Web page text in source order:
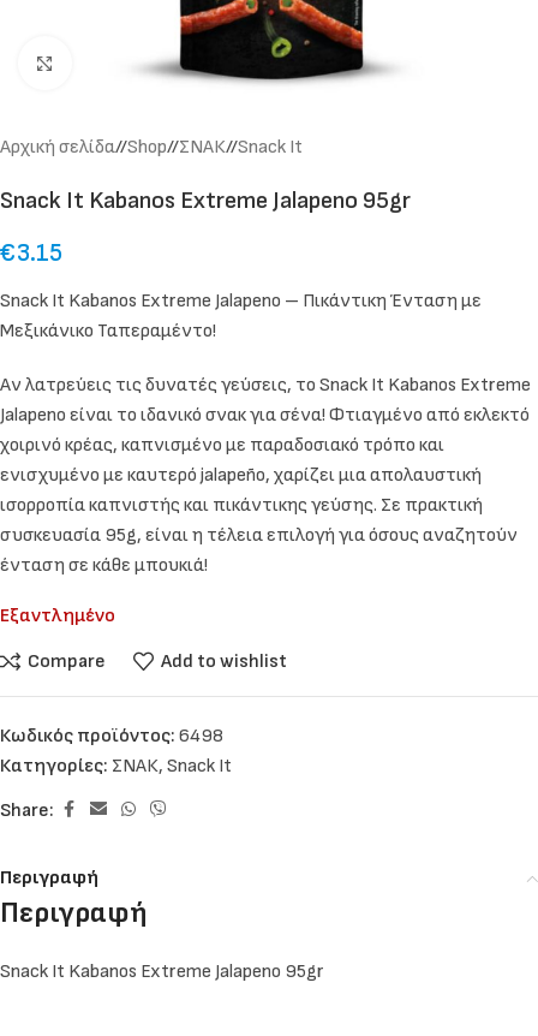
Click to enlarge
Αρχική σελίδα/ Shop/ ΣΝΑΚ/ Snack It
Snack It Kabanos Extreme Jalapeno 95gr
€3.15
Snack It Kabanos Extreme Jalapeno – Πικάντικη Ένταση με
Μεξικάνικο Ταπεραμέντο!
Αν λατρεύεις τις δυνατές γεύσεις, το Snack It Kabanos Extreme
Jalapeno είναι το ιδανικό σνακ για σένα! Φτιαγμένο από εκλεκτό
χοιρινό κρέας, καπνισμένο με παραδοσιακό τρόπο και
ενισχυμένο με καυτερό jalapeño, χαρίζει μια απολαυστική
ισορροπία καπνιστής και πικάντικης γεύσης. Σε πρακτική
συσκευασία 95g, είναι η τέλεια επιλογή για όσους αναζητούν
ένταση σε κάθε μπουκιά!
Εξαντλημένο
Compare
Add to wishlist
Κωδικός προϊόντος: 6498
Κατηγορίες: ΣΝΑΚ, Snack It
Share:
Περιγραφή
Περιγραφή
Snack It Kabanos Extreme Jalapeno 95gr